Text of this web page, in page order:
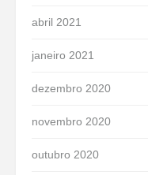
abril 2021
janeiro 2021
dezembro 2020
novembro 2020
outubro 2020